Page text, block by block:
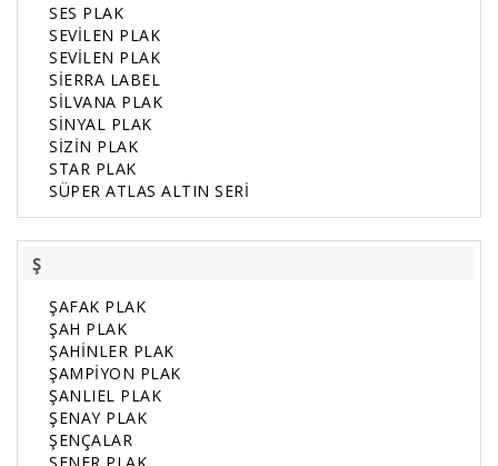
SES PLAK
SEVİLEN PLAK
SEVİLEN PLAK
SİERRA LABEL
SİLVANA PLAK
SİNYAL PLAK
SİZİN PLAK
STAR PLAK
SÜPER ATLAS ALTIN SERİ
Ş
ŞAFAK PLAK
ŞAH PLAK
ŞAHİNLER PLAK
ŞAMPİYON PLAK
ŞANLIEL PLAK
ŞENAY PLAK
ŞENÇALAR